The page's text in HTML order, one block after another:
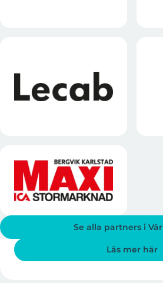
Se alla partners i
UF Alumni
Läs mer här